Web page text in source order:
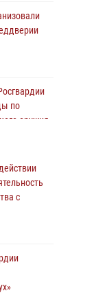
по
оружия
17-
оружием
рядом
с